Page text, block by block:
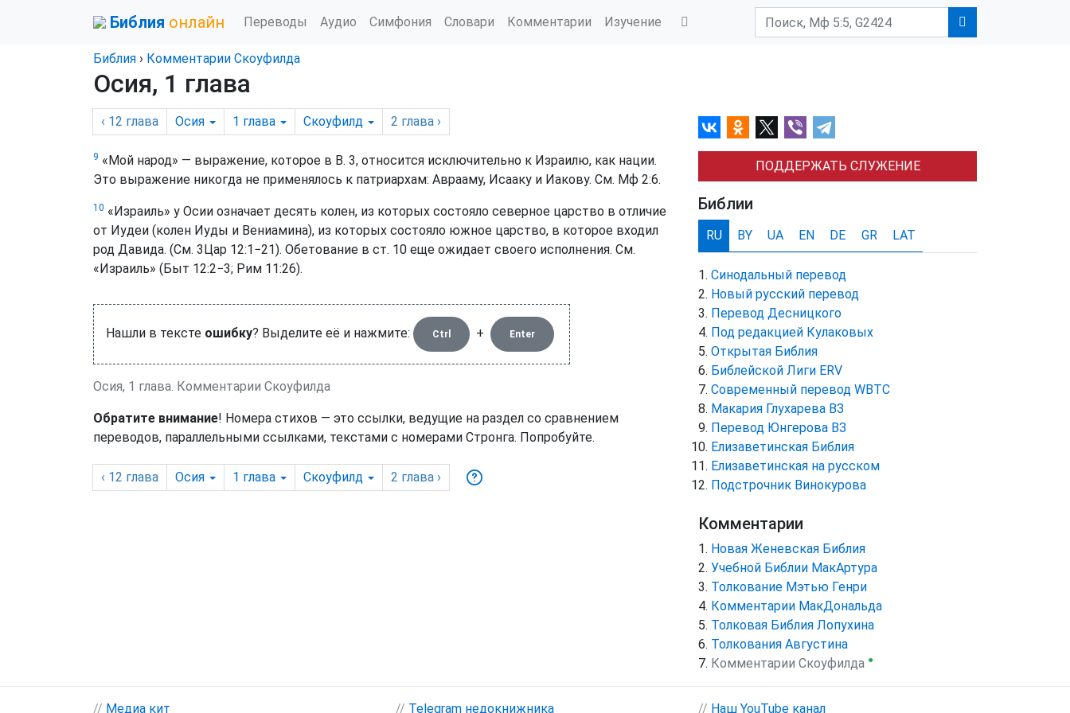
Библия онлайн Переводы Аудио Симфония Словари Комментарии Изучение
Библия › Комментарии Скоуфилда
Осия, 1 глава
‹ 12 глава Осия 1 глава Скоуфилд 2 глава ›
9 «Мой народ» — выражение, которое в В. 3, относится исключительно к Израилю, как нации.
Это выражение никогда не применялось к патриархам: Аврааму, Исааку и Иакову. См. Мф 2:6.
10 «Израиль» у Осии означает десять колен, из которых состояло северное царство в отличие
от Иудеи (колен Иуды и Вениамина), из которых состояло южное царство, в которое входил
род Давида. (См. 3Цар 12:1−21). Обетование в ст. 10 еще ожидает своего исполнения. См.
«Израиль» (Быт 12:2−3; Рим 11:26).
Нашли в тексте ошибку? Выделите её и нажмите: Ctrl + Enter
Осия, 1 глава. Комментарии Скоуфилда
Обратите внимание! Номера стихов — это ссылки, ведущие на раздел со сравнением
переводов, параллельными ссылками, текстами с номерами Стронга. Попробуйте.
‹ 12 глава Осия 1 глава Скоуфилд 2 глава ›
ПОДДЕРЖАТЬ СЛУЖЕНИЕ
Библии
RU BY UA EN DE GR LAT
Синодальный перевод
Новый русский перевод
Перевод Десницкого
Под редакцией Кулаковых
Открытая Библия
Библейской Лиги ERV
Cовременный перевод WBTC
Макария Глухарева ВЗ
Перевод Юнгерова ВЗ
Елизаветинская Библия
Елизаветинская на русском
Подстрочник Винокурова
Комментарии
Новая Женевская Библия
Учебной Библии МакАртура
Толкование Мэтью Генри
Комментарии МакДональда
Толковая Библия Лопухина
Толкования Августина
Комментарии Скоуфилда ●
// Медиа кит // Telegram недокнижника // Наш YouTube канал